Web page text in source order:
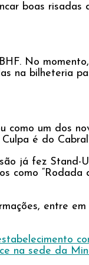
boas
No
na bilheteria
um dos
é do
já fez Stand-
como
entre
na sede da